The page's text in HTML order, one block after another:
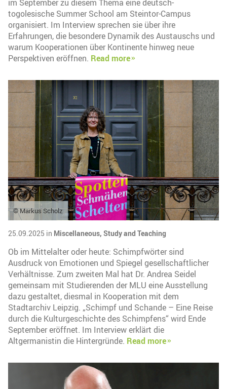
im September zu diesem Thema eine deutsch-
togolesische Summer School am Steintor-Campus
organisiert. Im Interview sprechen sie über ihre
Erfahrungen, die besondere Dynamik des Austauschs und
warum Kooperationen über Kontinente hinweg neue
Perspektiven eröffnen. Read more
© Markus Scholz
25.09.2025 in Miscellaneous, Study and Teaching
Ob im Mittelalter oder heute: Schimpfwörter sind
Ausdruck von Emotionen und Spiegel gesellschaftlicher
Verhältnisse. Zum zweiten Mal hat Dr. Andrea Seidel
gemeinsam mit Studierenden der MLU eine Ausstellung
dazu gestaltet, diesmal in Kooperation mit dem
Stadtarchiv Leipzig. „Schimpf und Schande – Eine Reise
durch die Kulturgeschichte des Schimpfens“ wird Ende
September eröffnet. Im Interview erklärt die
Altgermanistin die Hintergründe. Read more